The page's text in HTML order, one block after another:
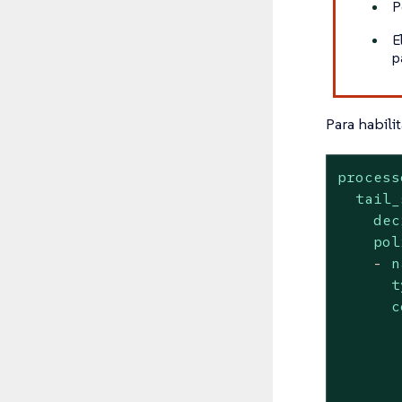
Para
-